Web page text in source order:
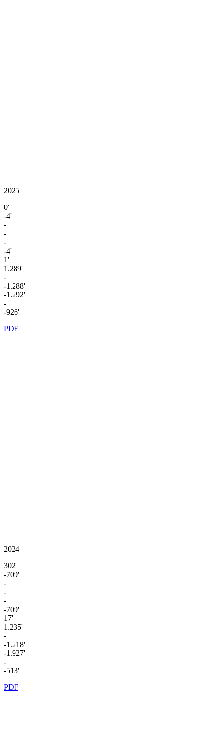
2025
0'
-4'
-
-
-
-4'
1'
1.289'
-
-1.288'
-1.292'
-
-926'
PDF
2024
302'
-709'
-
-
-
-709'
17'
1.235'
-
-1.218'
-1.927'
-
-513'
PDF